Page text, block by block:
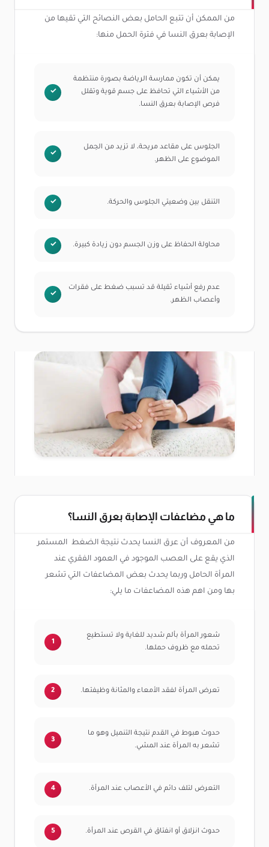
من الممكن أن تتبع الحامل بعض النصائح التي تقيها من
الإصابة بعرق النسا في فترة الحمل منها:
يمكن أن تكون ممارسة الرياضة بصورة منتظمة
من الأشياء التي تحافظ على جسم قوية وتقلل
فرص الإصابة بعرق النسا.
الجلوس على مقاعد مريحة، لا تزيد من الحِمل
الموضوع على الظهر.
التنقل بين وضعيتي الجلوس والحركة.
محاولة الحفاظ على وزن الجسم دون زيادة كبيرة.
عدم رفع أشياء ثقيلة قد تسبب ضغط على فقرات
وأعصاب الظهر.
ما هي مضاعفات الإصابة بعرق النسا؟
من المعروف أن عرق النسا يحدث نتيجة الضغط المستمر
الذي يقع على العصب الموجود في العمود الفقري عند
المرأة الحامل وربما يحدث بعض المضاعفات التي تشعر
بها ومن اهم هذه المضاعفات ما يلي:
شعور المرأة بألم شديد للغاية ولا تستطيع
تحمله مع ظروف حملها.
تعرض المرأة لفقد الأمعاء والمثانة وظيفتها.
حدوث هبوط في القدم نتيجة التنميل وهو ما
تشعر به المرأة عند المشي.
التعرض لتلف دائم في الأعصاب عند المرأة.
حدوث انزلاق أو انفتاق في القرص عند المرأة.